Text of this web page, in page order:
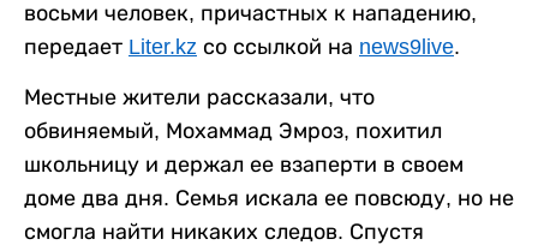
восьми человек, причастных к нападению,
передает Liter.kz со ссылкой на news9live.
Местные жители рассказали, что
обвиняемый, Мохаммад Эмроз, похитил
школьницу и держал ее взаперти в своем
доме два дня. Семья искала ее повсюду, но не
смогла найти никаких следов. Спустя